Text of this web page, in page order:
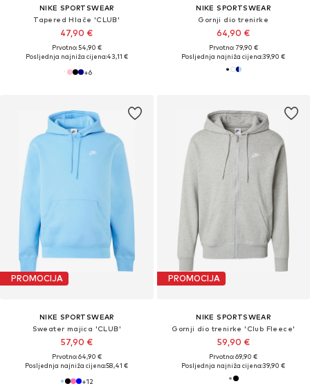
NIKE SPORTSWEAR
Tapered Hlače 'CLUB'
47,90 €
Prvotno: 54,90 €
Posljednja najniža cijena:43,11 €
+6
NIKE SPORTSWEAR
Gornji dio trenirke
64,90 €
Prvotno: 79,90 €
Posljednja najniža cijena:39,90 €
PROMOCIJA
NIKE SPORTSWEAR
Sweater majica 'CLUB'
57,90 €
Prvotno: 64,90 €
Posljednja najniža cijena:58,41 €
+12
PROMOCIJA
NIKE SPORTSWEAR
Gornji dio trenirke 'Club Fleece'
59,90 €
Prvotno: 69,90 €
Posljednja najniža cijena:39,90 €